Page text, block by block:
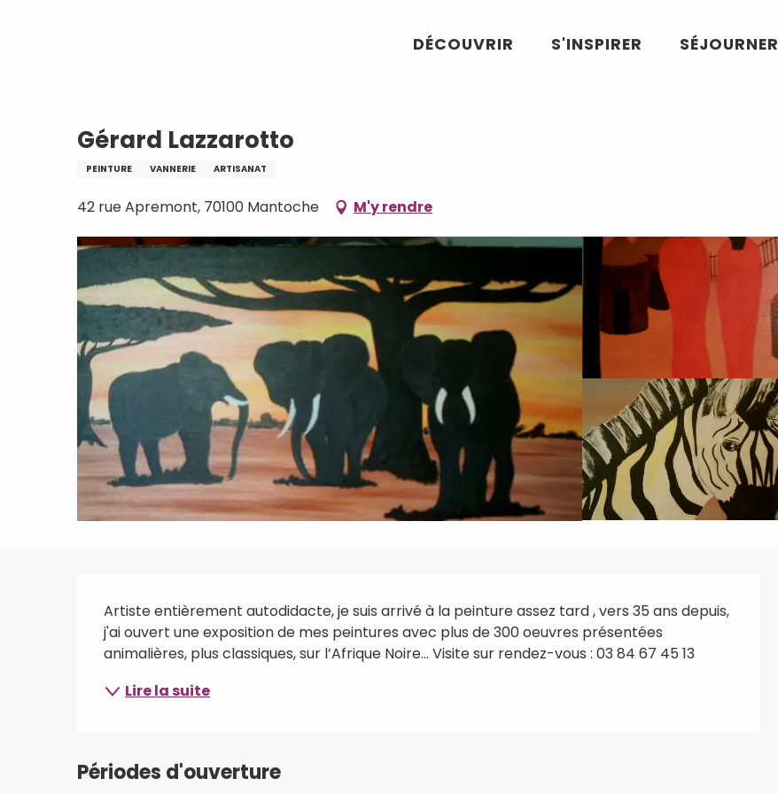
DÉCOUVRIR S'INSPIRER SÉJOURNER
Gérard Lazzarotto
PEINTURE VANNERIE ARTISANAT
42 rue Apremont, 70100 Mantoche M'y rendre
Description
Artiste entièrement autodidacte, je suis arrivé à la peinture assez tard , vers 35 ans depuis,
j'ai ouvert une exposition de mes peintures avec plus de 300 oeuvres présentées
animalières, plus classiques, sur l’Afrique Noire... Visite sur rendez-vous : 03 84 67 45 13
Lire la suite
Périodes d'ouverture